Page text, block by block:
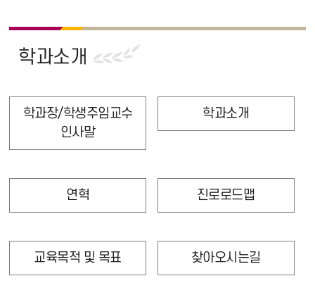
학과소개
학과장/학생주임교수
인사말
학과소개
연혁 진로로드맵
교육목적 및 목표 찾아오시는길